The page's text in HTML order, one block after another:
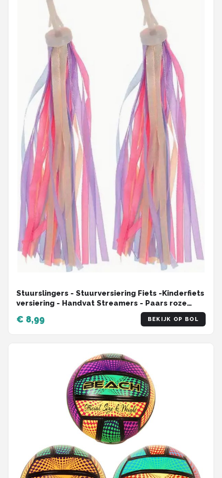
Stuurslingers - Stuurversiering Fiets -Kinderfiets
versiering - Handvat Streamers - Paars roze
€ 8,99 BEKIJK OP BOL